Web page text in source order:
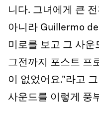
니다. 그녀에게 큰
아니라 Guillermo
미로를 보고 그 사
그전까지 포스트 프
이 없었어요."라고
사운드를 이렇게 풍